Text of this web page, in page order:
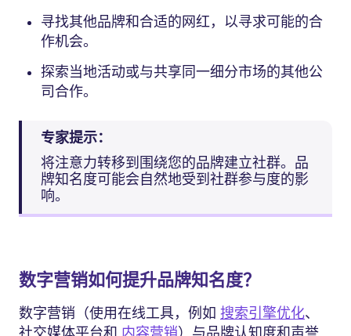
寻找其他品牌和合适的网红，以寻求可能的合
作机会。
探索当地活动或与共享同一细分市场的其他公
司合作。
专家提示：
将注意力转移到围绕您的品牌建立社群。品
牌知名度可能会自然地受到社群参与度的影
响。
数字营销如何提升品牌知名度？
数字营销（使用在线工具，例如 搜索引擎优化、
社交媒体平台和 内容营销）与品牌认知度和声誉